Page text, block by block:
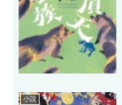
小説